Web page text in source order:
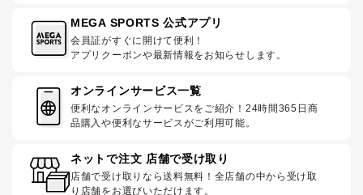
MEGA SPORTS 公式アプリ
会員証がすぐに開けて便利！
アプリクーポンや最新情報をお知らせします。
オンラインサービス一覧
便利なオンラインサービスをご紹介！24時間365日商
品購入や便利なサービスがご利用可能。
ネットで注文 店舗で受け取り
店舗で受け取りなら送料無料！全店舗の中から受け取
り店舗をお選びいただけます。